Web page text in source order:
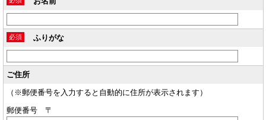
ふりがな
必須
ご住所
（※郵便番号を入力すると自動的に住所が表示されます）
郵便番号 〒